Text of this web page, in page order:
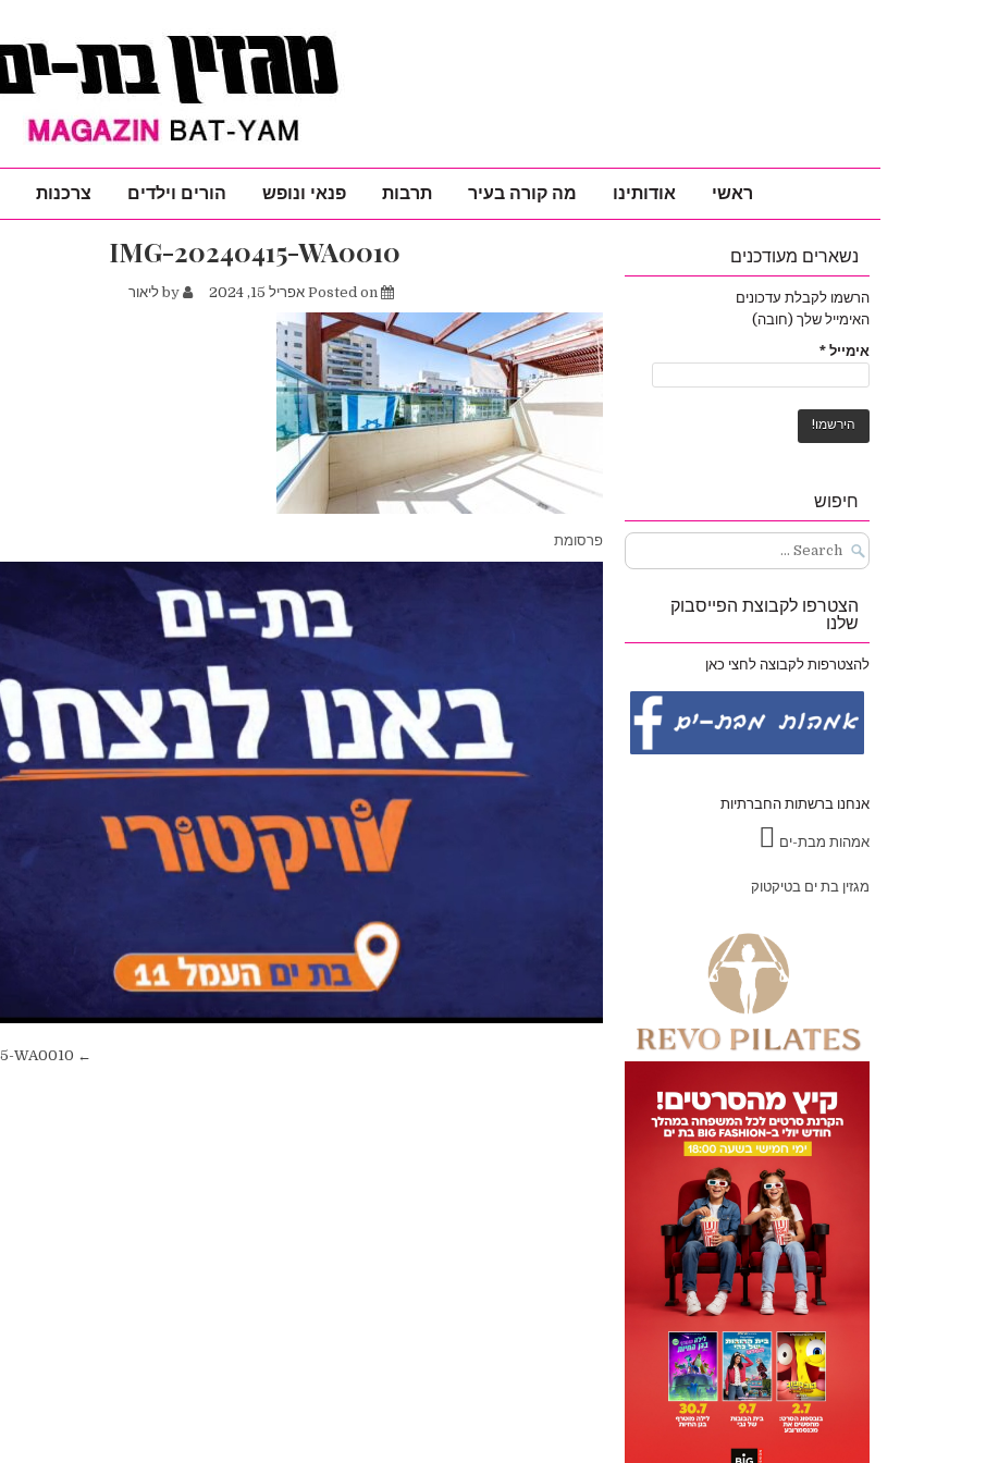
ראשי אודותינו מה קורה בעיר תרבות פנאי ונופש הורים וילדים צרכנות
IMG-20240415-WA0010
אפריל 15, 2024 ליאור
פרסומת
← IMG-20240415-WA0010
נשארים מעודכנים
הרשמו לקבלת עדכונים
האימייל שלך (חובה)
אימייל *
חיפוש
Search
for:
הצטרפו לקבוצת הפייסבוק
שלנו
להצטרפות לקבוצה לחצי כאן
אנחנו ברשתות החברתיות
אמהות מבת-ים
מגזין בת ים בטיקטוק